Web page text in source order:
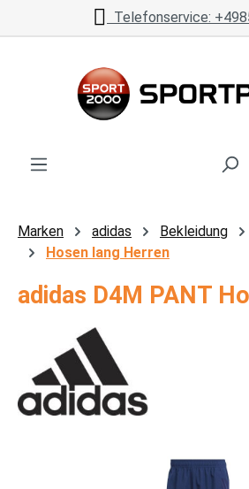
Zum Hauptinhalt springen
Telefonservice:
Marken adidas Bekleidung
Hosen lang Herren
adidas D4M PANT
Bildergalerie überspringen